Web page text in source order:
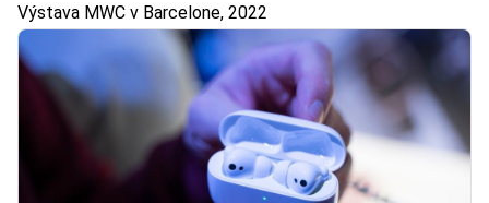
Výstava MWC v Barcelone, 2022